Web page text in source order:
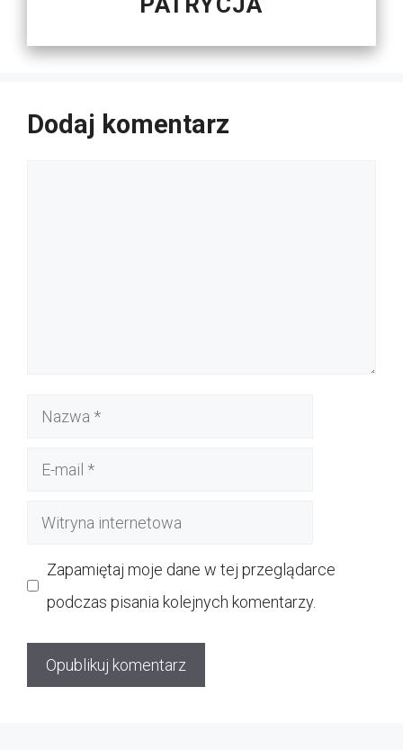
Dodaj komentarz
Nazwa
Witryna
Zapamiętaj moje dane w tej przeglądarce
podczas pisania kolejnych komentarzy.